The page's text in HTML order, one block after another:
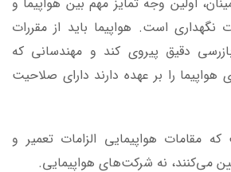
نگهداری است. هواپیما باید از مقررات
دقیق پیروی کند و مهندسانی که
هواپیما را بر عهده دارند دارای صلاحیت
مقامات هواپیمایی الزامات تعمیر و
می‌کنند، نه شرکت‌های هواپیمایی.